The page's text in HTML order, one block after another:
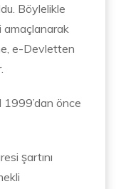
Böylelikle
amaçlanarak
e-Devletten
1999’dan önce
şartını